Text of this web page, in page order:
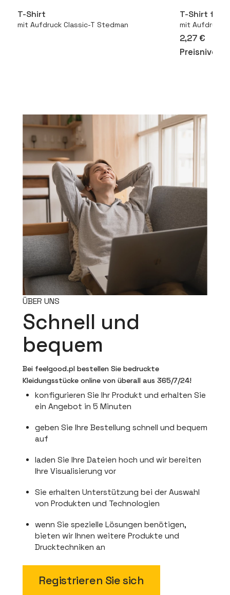
T-Shirt
mit Aufdruck Classic-T Stedman
T-Shirt für
mit Aufdruck
2,27 €
Preisniveau
ÜBER UNS
Schnell und
bequem
Bei feelgood.pl bestellen Sie bedruckte
Kleidungsstücke online von überall aus 365/7/24!
konfigurieren Sie Ihr Produkt und erhalten Sie
ein Angebot in 5 Minuten
geben Sie Ihre Bestellung schnell und bequem
auf
laden Sie Ihre Dateien hoch und wir bereiten
Ihre Visualisierung vor
Sie erhalten Unterstützung bei der Auswahl
von Produkten und Technologien
wenn Sie spezielle Lösungen benötigen,
bieten wir Ihnen weitere Produkte und
Drucktechniken an
Registrieren Sie sich